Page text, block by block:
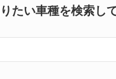
たい車種を検索し